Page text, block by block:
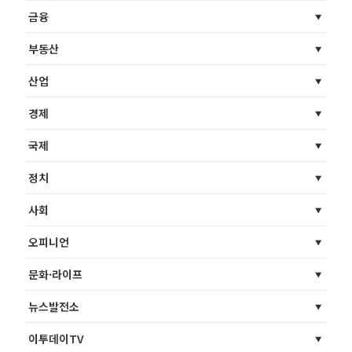
금융
부동산
산업
경제
국제
정치
사회
오피니언
문화·라이프
뉴스발전소
이투데이TV